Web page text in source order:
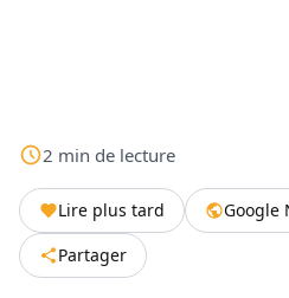
2 min de lecture
Lire plus tard Google
Partager